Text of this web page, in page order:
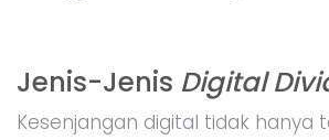
Jenis-Jenis Digital
Kesenjangan digital tidak hanya